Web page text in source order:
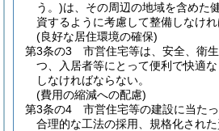
う。)は、その周辺の地域を含めた
資するように考慮して整備しなけれ
(良好な居住環境の確保)
第3条の3
市営住宅等は、安全、衛
つ、入居者等にとって便利で快適
しなければならない。
(費用の縮減への配慮)
第3条の4
市営住宅等の建設に当た
合理的な工法の採用、規格化され